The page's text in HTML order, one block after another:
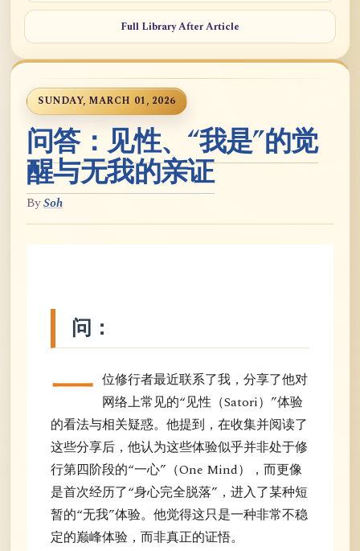
Full Library After Article
SUNDAY, MARCH 01, 2026
问答：见性、“我是”的觉
醒与无我的亲证
BySoh
问：
一 位修行者最近联系了我，分享了他对
网络上常见的“见性（Satori）”体验
的看法与相关疑惑。他提到，在收集并阅读了
这些分享后，他认为这些体验似乎并非处于修
行第四阶段的“一心”（One Mind），而更像
是首次经历了“身心完全脱落”，进入了某种短
暂的“无我”体验。他觉得这只是一种非常不稳
定的巅峰体验，而非真正的证悟。